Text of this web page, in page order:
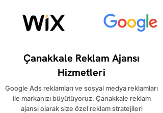
Çanakkale Reklam Ajansı
Hizmetleri
Google Ads reklamları ve sosyal medya reklamları
ile markanızı büyütüyoruz. Çanakkale reklam
ajansı olarak size özel reklam stratejileri